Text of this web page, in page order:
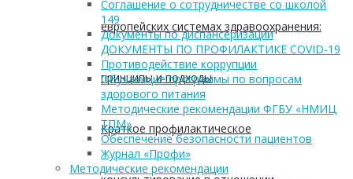
европейских системах здравоохранения:
принципы и подходы
Краткое профилактическое
Соглашение о сотрудничестве со школой
149
Документы по диспансеризации
ДОКУМЕНТЫ ПО ПРОФИЛАКТИКЕ COVID-19
Противодействие коррупции
Обучающие программы по вопросам
здорового питания
Методические рекомендации ФГБУ «НМИЦ
ТПМ»
Обеспечение безопасности пациентов
Журнал «Профи»
Методические рекомендации